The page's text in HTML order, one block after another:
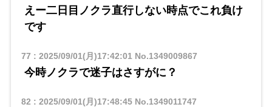
えー二日目ノクラ直行しない時点でこれ負け
です
77 : 2025/09/01(月)17:42:01No.1349009867
今時ノクラで迷子はさすがに？
82 : 2025/09/01(月)17:48:45No.1349011747